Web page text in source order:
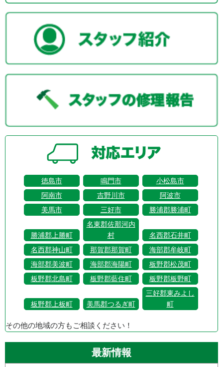
徳島市 鳴門市
小松島市
阿南市
吉野川市
阿波市
美馬市
三好市 勝浦郡勝浦町
勝浦郡上勝町
名東郡佐那河内
村
名西郡石井町
名西郡神山町
那賀郡那賀町
海部郡牟岐町
海部郡美波町
海部郡海陽町
板野郡松茂町
板野郡北島町
板野郡藍住町 板野郡板野町
板野郡上板町 美馬郡つるぎ町
三好郡東みよし
町
その他の地域の方もご相談ください！
最新情報